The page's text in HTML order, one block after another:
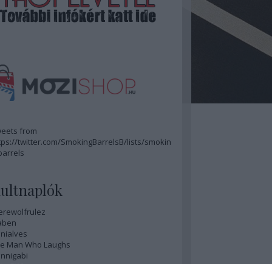
from
twitter.com/SmokingBarrelsB/lists/smokin
Man Who Laughs